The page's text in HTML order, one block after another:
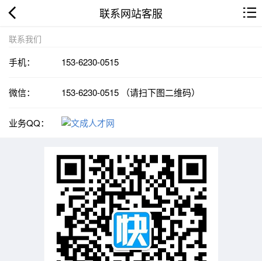
联系网站客服
联系我们
手机： 153-6230-0515
微信： 153-6230-0515 （请扫下图二维码）
业务QQ：